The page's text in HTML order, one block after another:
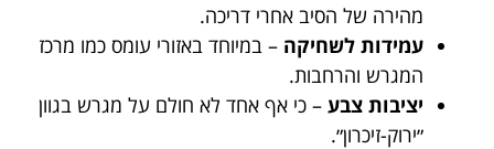
מהירה של הסיב אחרי דריכה.
עמידות לשחיקה – במיוחד באזורי עומס כמו מרכז
המגרש והרחבות.
יציבות צבע – כי אף אחד לא חולם על מגרש בגוון
״ירוק-זיכרון״.